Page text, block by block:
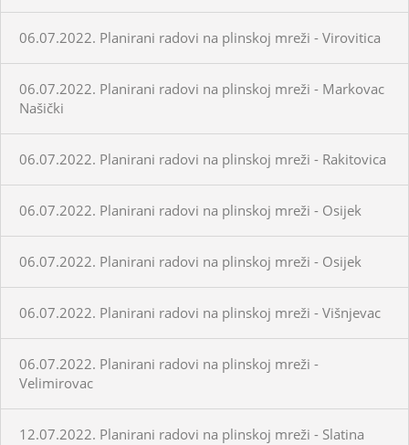
06.07.2022. Planirani radovi na plinskoj mreži - Virovitica
06.07.2022. Planirani radovi na plinskoj mreži - Markovac
Našički
06.07.2022. Planirani radovi na plinskoj mreži - Rakitovica
06.07.2022. Planirani radovi na plinskoj mreži - Osijek
06.07.2022. Planirani radovi na plinskoj mreži - Osijek
06.07.2022. Planirani radovi na plinskoj mreži - Višnjevac
06.07.2022. Planirani radovi na plinskoj mreži -
Velimirovac
12.07.2022. Planirani radovi na plinskoj mreži - Slatina